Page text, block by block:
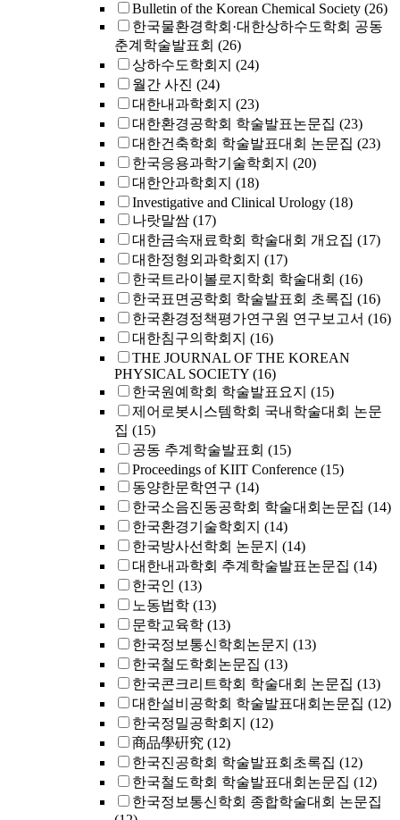
Bulletin of the Korean Chemical Society (26)
한국물환경학회·대한상하수도학회 공동
춘계학술발표회 (26)
상하수도학회지 (24)
월간 사진 (24)
대한내과학회지 (23)
대한환경공학회 학술발표논문집 (23)
대한건축학회 학술발표대회 논문집 (23)
한국응용과학기술학회지 (20)
대한안과학회지 (18)
Investigative and Clinical Urology (18)
나랏말쌈 (17)
대한금속재료학회 학술대회 개요집 (17)
대한정형외과학회지 (17)
한국트라이볼로지학회 학술대회 (16)
한국표면공학회 학술발표회 초록집 (16)
한국환경정책평가연구원 연구보고서 (16)
대한침구의학회지 (16)
THE JOURNAL OF THE KOREAN
PHYSICAL SOCIETY (16)
한국원예학회 학술발표요지 (15)
제어로봇시스템학회 국내학술대회 논문
집 (15)
공동 추계학술발표회 (15)
Proceedings of KIIT Conference (15)
동양한문학연구 (14)
한국소음진동공학회 학술대회논문집 (14)
한국환경기술학회지 (14)
한국방사선학회 논문지 (14)
대한내과학회 추계학술발표논문집 (14)
한국인 (13)
노동법학 (13)
문학교육학 (13)
한국정보통신학회논문지 (13)
한국철도학회논문집 (13)
한국콘크리트학회 학술대회 논문집 (13)
대한설비공학회 학술발표대회논문집 (12)
한국정밀공학회지 (12)
商品學硏究 (12)
한국진공학회 학술발표회초록집 (12)
한국철도학회 학술발표대회논문집 (12)
한국정보통신학회 종합학술대회 논문집